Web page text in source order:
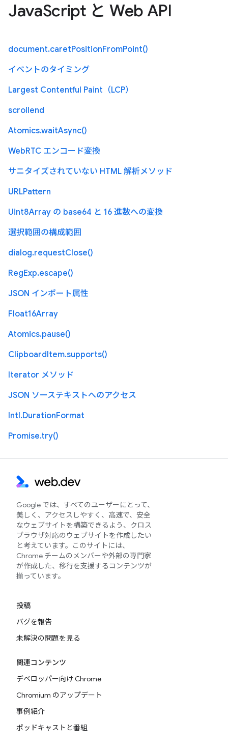
JavaScript と Web API
document.caretPositionFromPoint()
イベントのタイミング
Largest Contentful Paint（LCP）
scrollend
Atomics.waitAsync()
WebRTC エンコード変換
サニタイズされていない HTML 解析メソッド
URLPattern
Uint8Array の base64 と 16 進数への変換
選択範囲の構成範囲
dialog.requestClose()
RegExp.escape()
JSON インポート属性
Float16Array
Atomics.pause()
ClipboardItem.supports()
Iterator メソッド
JSON ソーステキストへのアクセス
Intl.DurationFormat
Promise.try()
Google では、すべてのユーザーにとって、
美しく、アクセスしやすく、高速で、安全
なウェブサイトを構築できるよう、クロス
ブラウザ対応のウェブサイトを作成したい
と考えています。このサイトには、
Chrome チームのメンバーや外部の専門家
が作成した、移行を支援するコンテンツが
揃っています。
投稿
バグを報告
未解決の問題を見る
関連コンテンツ
デベロッパー向け Chrome
Chromium のアップデート
事例紹介
ポッドキャストと番組